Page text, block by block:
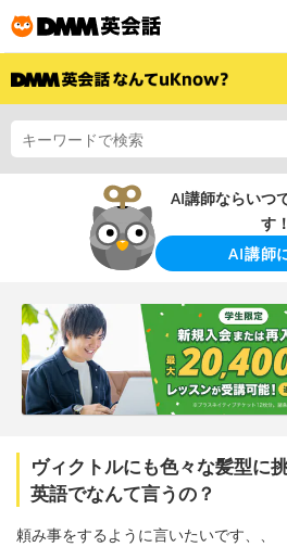
AI講師ならいつ
す！
AI講師
ヴィクトルにも色々な髪型に
英語でなんて言うの？
頼み事をするように言いたいです、、